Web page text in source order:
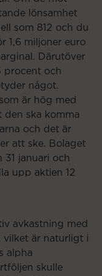
lönsamhet
som 812 och du
1,6 miljoner euro
Därutöver
procent och
något.
är hög med
ska komma
och det är
att ske. Bolaget
31 januari och
upp aktien 12
avkastning med
vilket är naturligt i
alpha
skulle